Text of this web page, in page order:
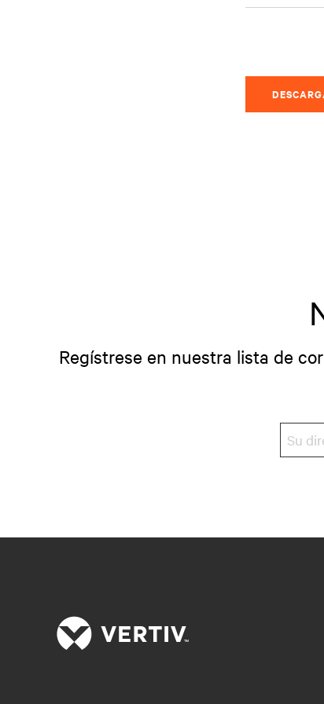
Regístrese en nuestra lista de